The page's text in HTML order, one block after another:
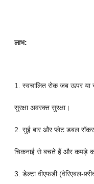
लाभ:
1. स्वचालित रोक जब ऊपर या
सुरक्षा अवरक्त सुरक्षा।
2. सुई बार और प्लेट डबल रॉकर
चिकनाई से बचते हैं और कपड़े
3. डेल्टा वीएफडी (वेरिएबल-